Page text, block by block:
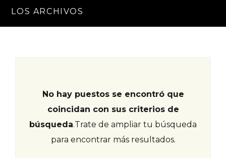
LOS ARCHIVOS
No hay puestos se encontró que
coincidan con sus criterios de
búsqueda.Trate de ampliar tu búsqueda
para encontrar más resultados.